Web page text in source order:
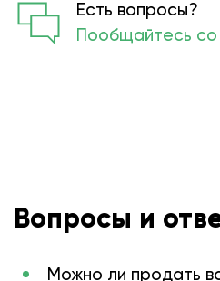
Есть вопросы?
Пообщайтесь
Вопросы и
Можно ли продать